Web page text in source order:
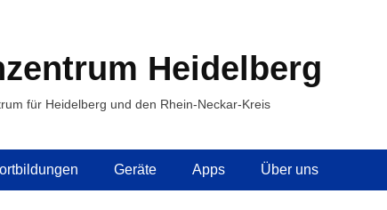
Heidelberg
für Heidelberg und den Rhein-Neckar-Kreis
Geräte Apps Über uns